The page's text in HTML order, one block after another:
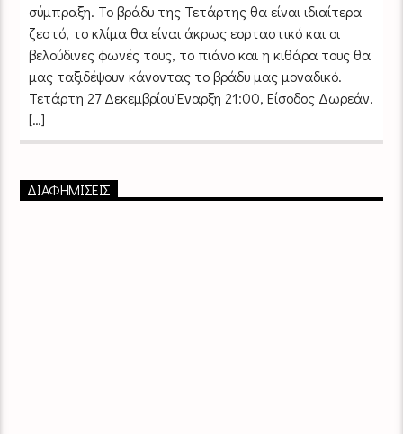
σύμπραξη. Το βράδυ της Τετάρτης θα είναι ιδιαίτερα
ζεστό, το κλίμα θα είναι άκρως εορταστικό και οι
βελούδινες φωνές τους, το πιάνο και η κιθάρα τους θα
μας ταξιδέψουν κάνοντας το βράδυ μας μοναδικό.
Τετάρτη 27 Δεκεμβρίου Έναρξη 21:00, Είσοδος Δωρεάν.
[…]
ΔΙΑΦΗΜΙΣΕΙΣ